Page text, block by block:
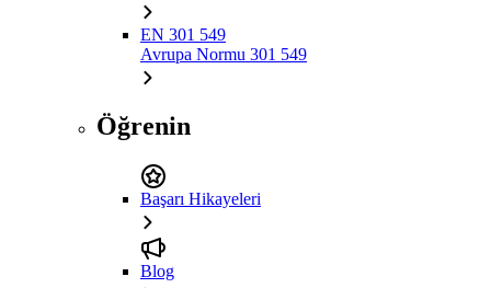
EN 301 549
Avrupa Normu 301 549
Öğrenin
Başarı Hikayeleri
Blog